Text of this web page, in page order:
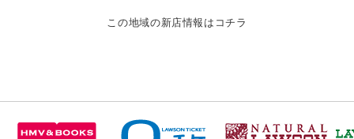
この地域の新店情報はコチラ